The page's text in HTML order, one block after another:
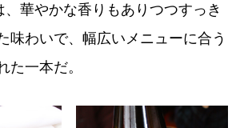
、華やかな香りもありつつすっき
味わいで、幅広いメニューに合う
た一本だ。